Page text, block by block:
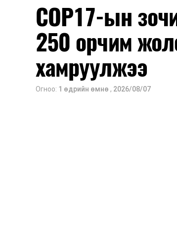
COP17-ын
250 орчим
хамруулжээ
Огноо: 1 өдрийн өмнө , 2026/08/07